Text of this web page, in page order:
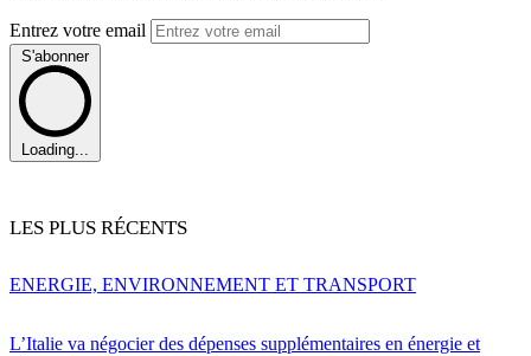
Entrez votre email
S'abonner
Loading...
LES PLUS RÉCENTS
L’Italie va négocier des dépenses supplémentaires en énergie et
ENERGIE, ENVIRONNEMENT ET TRANSPORT